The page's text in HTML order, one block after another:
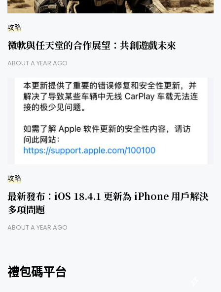
攻略
微軟與任天堂的合作展望：共創遊戲未來
ABOUT A YEAR AGO
攻略
最新發布：iOS 18.4.1 更新為 iPhone 用戶解決
多項問題
ABOUT A YEAR AGO
禮包碼平台